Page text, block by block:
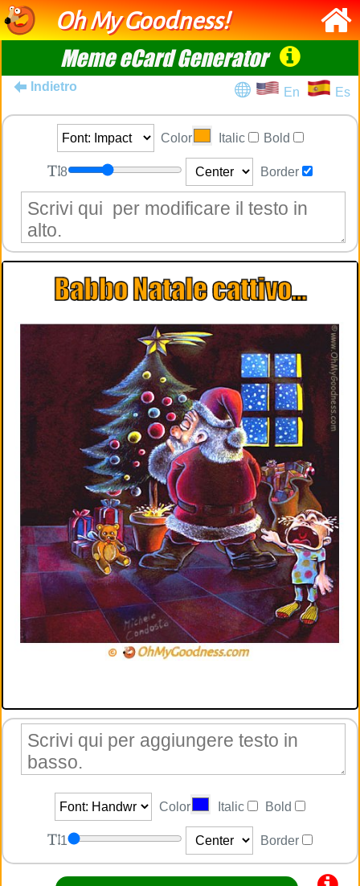
Oh My Goodness!
Meme eCard Generator
Indietro En Es
Color Italic Bold
8 Border
Color Italic Bold
1 Border